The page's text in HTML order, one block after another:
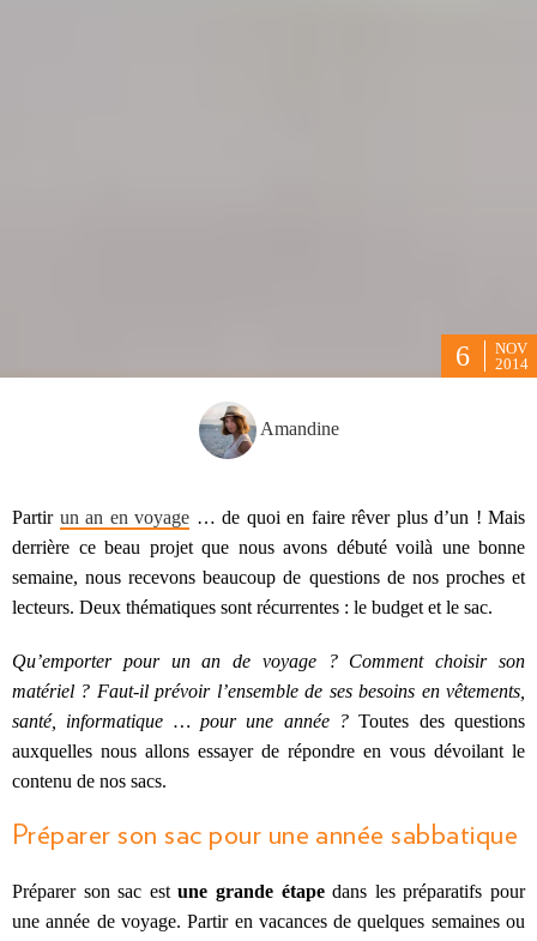
6
NOV
2014
Amandine
Partir un an en voyage … de quoi en faire rêver plus d’un ! Mais
derrière ce beau projet que nous avons débuté voilà une bonne
semaine, nous recevons beaucoup de questions de nos proches et
lecteurs. Deux thématiques sont récurrentes : le budget et le sac.
Qu’emporter pour un an de voyage ? Comment choisir son
matériel ? Faut-il prévoir l’ensemble de ses besoins en vêtements,
santé, informatique … pour une année ? Toutes des questions
auxquelles nous allons essayer de répondre en vous dévoilant le
contenu de nos sacs.
Préparer son sac pour une année sabbatique
Préparer son sac estune grande étapedans les préparatifs pour
une année de voyage. Partir en vacances de quelques semaines ou